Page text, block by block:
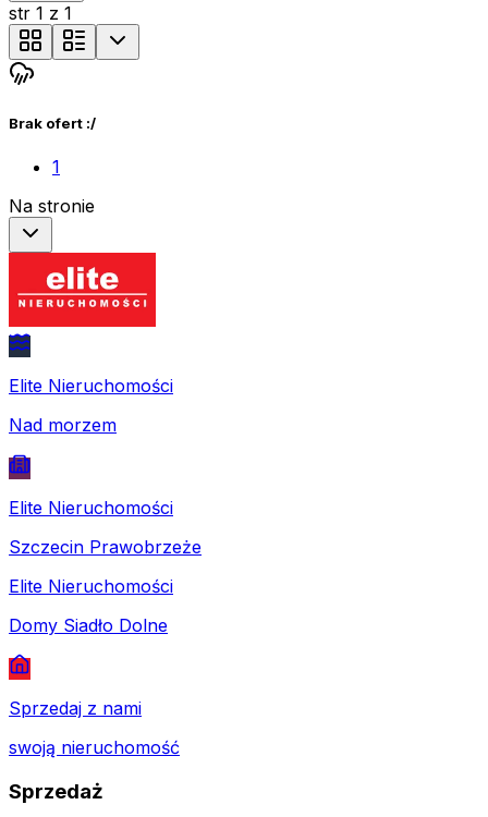
str 1 z 1
Brak ofert :/
1
Na stronie
Elite Nieruchomości
Nad morzem
Elite Nieruchomości
Szczecin Prawobrzeże
Elite Nieruchomości
Domy Siadło Dolne
Sprzedaj z nami
swoją nieruchomość
Sprzedaż